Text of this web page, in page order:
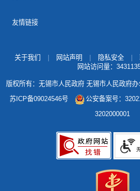
友情链接
关于我们 网站声明 隐私安全
网站访问量：
版权所有：无锡市人民政府 无锡市人民政府办
苏ICP备09024546号
公安备案号：
3202000001